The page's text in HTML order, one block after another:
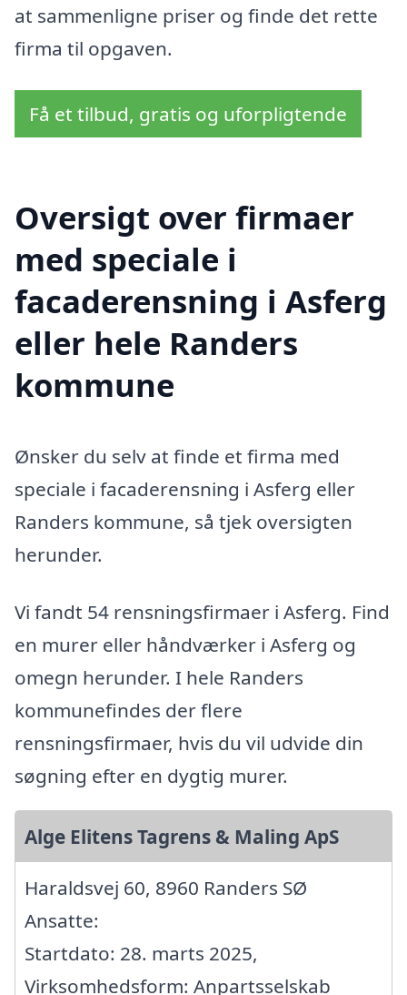
at sammenligne priser og finde det rette
firma til opgaven.
Få et tilbud, gratis og uforpligtende
Oversigt over firmaer
med speciale i
facaderensning i Asferg
eller hele Randers
kommune
Ønsker du selv at finde et firma med
speciale i facaderensning i Asferg eller
Randers kommune, så tjek oversigten
herunder.
Vi fandt 54 rensningsfirmaer i Asferg. Find
en murer eller håndværker i Asferg og
omegn herunder. I hele Randers
kommunefindes der flere
rensningsfirmaer, hvis du vil udvide din
søgning efter en dygtig murer.
Alge Elitens Tagrens & Maling ApS
Haraldsvej 60, 8960 Randers SØ
Ansatte:
Startdato: 28. marts 2025,
Virksomhedsform: Anpartsselskab